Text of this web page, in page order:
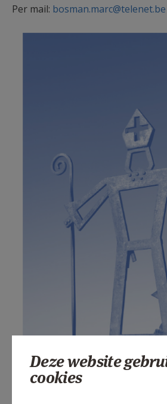
Per mail: bosman.marc@telenet.be
Deze website
cookies